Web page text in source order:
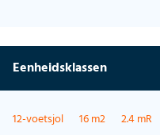
Eenheidsklassen
12-voetsjol 16 m2 2.4 mR